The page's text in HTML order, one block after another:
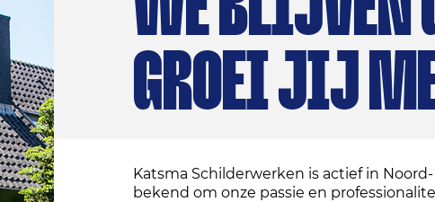
GROEI JIJ
Katsma Schilderwerken is actief in
bekend om onze passie en